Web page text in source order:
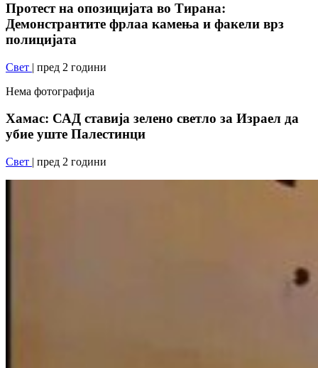
Протест на опозицијата во Тирана:
Демонстрантите фрлаа камења и факели врз
полицијата
Свет | пред 2 години
Нема фотографија
Хамас: САД ставија зелено светло за Израел да
убие уште Палестинци
Свет | пред 2 години